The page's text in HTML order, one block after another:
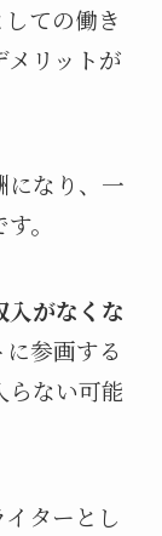
ての働き
リットが
になり、一
。
がなくな
参画する
らない可能
ターとし